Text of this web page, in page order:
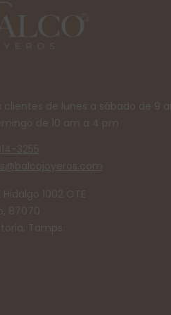
clientes de lunes a sábado de 9
de 10 am a 4 pm
3255
1002 OTE
87070
Tamps.